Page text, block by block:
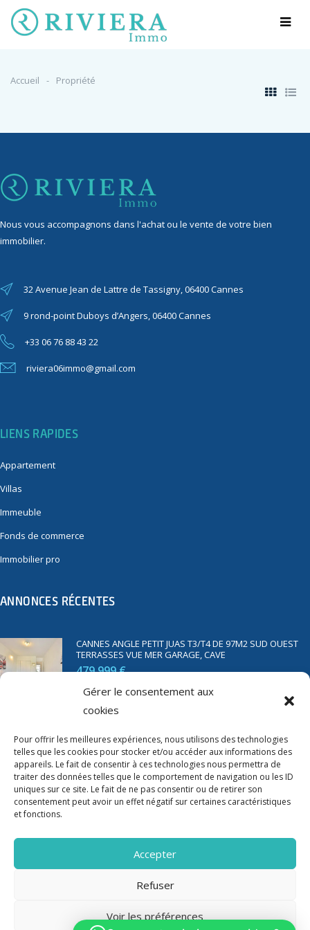
Gérer le consentement aux
cookies
Pour offrir les meilleures expériences, nous utilisons des technologies
telles que les cookies pour stocker et/ou accéder aux informations des
appareils. Le fait de consentir à ces technologies nous permettra de
traiter des données telles que le comportement de navigation ou les ID
uniques sur ce site. Le fait de ne pas consentir ou de retirer son
consentement peut avoir un effet négatif sur certaines caractéristiques
et fonctions.
Accepter
Refuser
Voir les préférences
Accueil Propriété
Nous vous accompagnons dans l'achat ou le vente de votre bien
immobilier.
32 Avenue Jean de Lattre de Tassigny, 06400 Cannes
9 rond-point Duboys d’Angers, 06400 Cannes
+33 06 76 88 43 22
riviera06immo@gmail.com
LIENS RAPIDES
Appartement
Villas
Immeuble
Fonds de commerce
Immobilier pro
ANNONCES RÉCENTES
CANNES ANGLE PETIT JUAS T3/T4 DE 97M2 SUD OUEST
TERRASSES VUE MER GARAGE, CAVE
479 999 €
TERRASSE PARKING
350 000 €
2020-2023 Riviera Immo - Tous Droits réservés -Mentions Légales